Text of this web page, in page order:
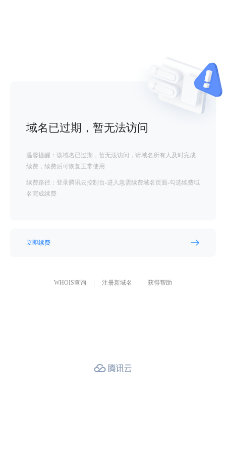
域名已过期，暂无法访问
温馨提醒：该域名已过期，暂无法访问，请域名所有人及时完成
续费，续费后可恢复正常使用
续费路径：登录腾讯云控制台-进入急需续费域名页面-勾选续费域
名完成续费
立即续费
WHOIS查询 注册新域名 获得帮助